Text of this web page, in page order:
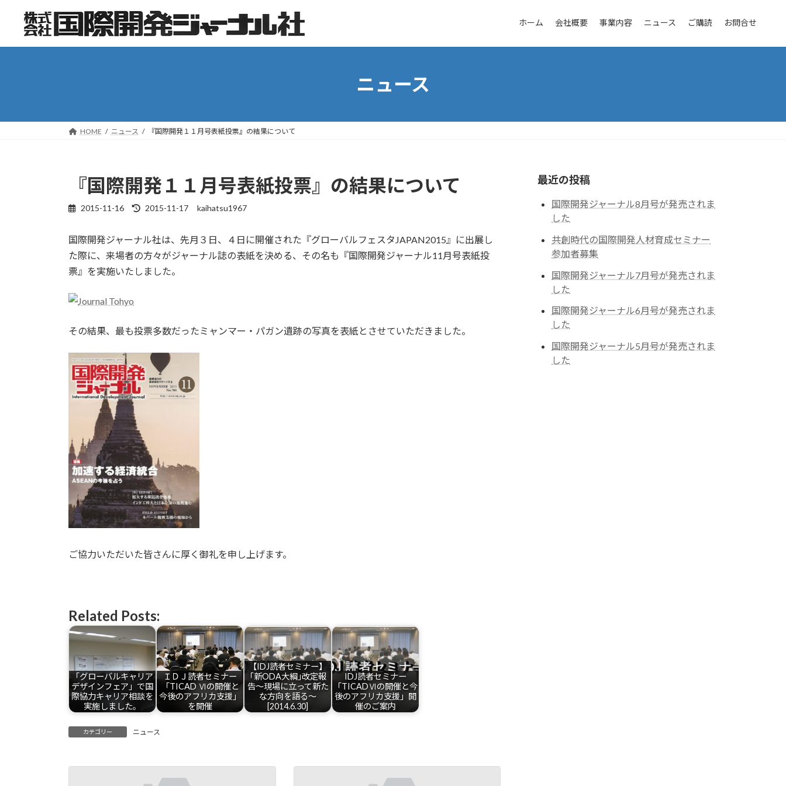
ン
ッ
ー
移
ホーム 会社概要 事業内容 ニュース ご購読 お問合せ
ニュース
HOME ニュース 『国際開発１１月号表紙投票』の結果について
『国際開発１１月号表紙投票』の結果について
2015-11-16
最
新
日
時
:
2015-11-17 kaihatsu1967
国際開発ジャーナル社は、先月３日、４日に開催された『グローバルフェスタJAPAN2015』に出展し
た際に、来場者の方々がジャーナル誌の表紙を決める、その名も『国際開発ジャーナル11月号表紙投
票』を実施いたしました。
その結果、最も投票多数だったミャンマー・パガン遺跡の写真を表紙とさせていただきました。
ご協力いただいた皆さんに厚く御礼を申し上げます。
Related Posts:
「グローバルキャリア
デザインフェア」で国
際協力キャリア相談を
実施しました。
ＩＤＪ読者セミナー
「TICAD Ⅵの開催と
今後のアフリカ支援」
を開催
【IDJ読者セミナー】
｢新ODA大綱｣改定報
告～現場に立って新た
な方向を語る～
[2014.6.30]
IDJ読者セミナー
「TICADⅥの開催と今
後のアフリカ支援」開
催のご案内
カテゴリー ニュース
最近の投稿
国際開発ジャーナル8月号が発売されま
した
共創時代の国際開発人材育成セミナー
参加者募集
国際開発ジャーナル7月号が発売されま
した
国際開発ジャーナル6月号が発売されま
した
国際開発ジャーナル5月号が発売されま
した